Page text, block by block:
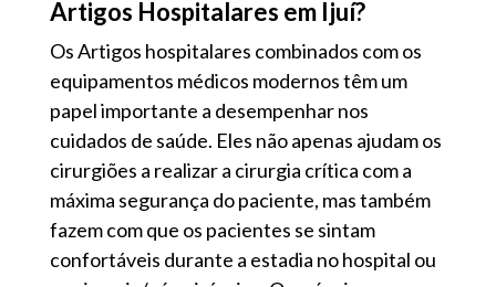
Artigos Hospitalares em Ijuí?
Os Artigos hospitalares combinados com os
equipamentos médicos modernos têm um
papel importante a desempenhar nos
cuidados de saúde. Eles não apenas ajudam os
cirurgiões a realizar a cirurgia crítica com a
máxima segurança do paciente, mas também
fazem com que os pacientes se sintam
confortáveis ​​durante a estadia no hospital ou